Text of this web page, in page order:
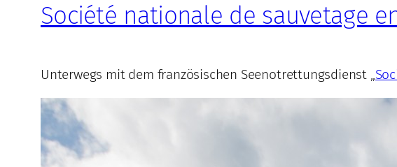
Société nationale de sauvetage
Unterwegs mit dem französischen Seenotrettungsdienst „